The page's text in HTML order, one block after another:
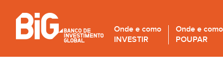
Onde e como
INVESTIR
Onde e como
POUPAR